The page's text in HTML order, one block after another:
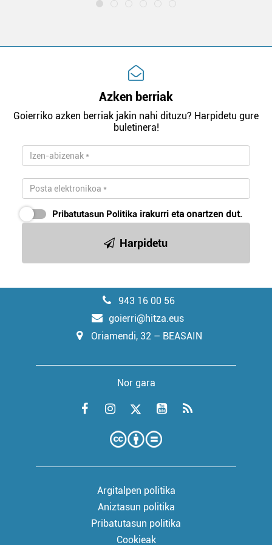
Azken berriak
Goierriko azken berriak jakin nahi dituzu? Harpidetu gure
buletinera!
Pribatutasun Politika irakurri eta onartzen dut.
Harpidetu
943 16 00 56
goierri@hitza.eus
Oriamendi, 32 – BEASAIN
Nor gara
Argitalpen politika
Aniztasun politika
Pribatutasun politika
Cookieak